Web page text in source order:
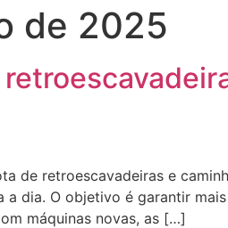
de 2025
de retroescavadeiras e
dia. O objetivo é garantir
máquinas novas, as […]